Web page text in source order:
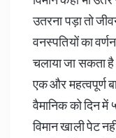
उतरना पड़ा तो
वनस्पतियों का
चलाया जा सकता है
एक और महत्वपूर्ण
वैमानिक को दिन में
विमान खाली पेट